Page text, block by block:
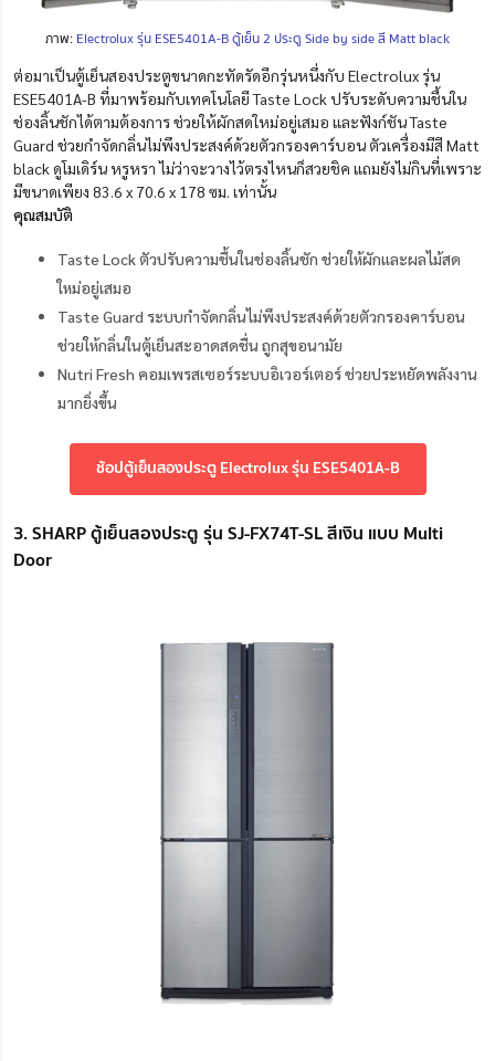
ภาพ: Electrolux รุ่น ESE5401A-B ตู้เย็น 2 ประตู Side by side สี Matt black
ต่อมาเป็นตู้เย็นสองประตูขนาดกะทัดรัดอีกรุ่นหนึ่งกับ Electrolux รุ่น
ESE5401A-B ที่มาพร้อมกับเทคโนโลยี Taste Lock ปรับระดับความชื้นใน
ช่องลิ้นชักได้ตามต้องการ ช่วยให้ผักสดใหม่อยู่เสมอ และฟังก์ชัน Taste
Guard ช่วยกำจัดกลิ่นไม่พึงประสงค์ด้วยตัวกรองคาร์บอน ตัวเครื่องมีสี Matt
black ดูโมเดิร์น หรูหรา ไม่ว่าจะวางไว้ตรงไหนก็สวยชิค แถมยังไม่กินที่เพราะ
มีขนาดเพียง 83.6 x 70.6 x 178 ซม. เท่านั้น
คุณสมบัติ
Taste Lock ตัวปรับความชื้นในช่องลิ้นชัก ช่วยให้ผักและผลไม้สด
ใหม่อยู่เสมอ
Taste Guard ระบบกำจัดกลิ่นไม่พึงประสงค์ด้วยตัวกรองคาร์บอน
ช่วยให้กลิ่นในตู้เย็นสะอาดสดชื่น ถูกสุขอนามัย
Nutri Fresh คอมเพรสเซอร์ระบบอิเวอร์เตอร์ ช่วยประหยัดพลังงาน
มากยิ่งขึ้น
ช้อปตู้เย็นสองประตู Electrolux รุ่น ESE5401A-B
3. SHARP ตู้เย็นสองประตู รุ่น SJ-FX74T-SL สีเงิน แบบ Multi
Door